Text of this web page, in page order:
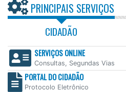
PRINCIPAIS SERVIÇOS
CIDADÃO
SERVIÇOS ONLINE
Consultas, Segundas Vias
PORTAL DO CIDADÃO
Protocolo Eletrônico